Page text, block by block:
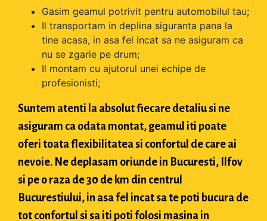
Gasim geamul potrivit pentru automobilul tau;
Il transportam in deplina siguranta pana la
tine acasa, in asa fel incat sa ne asiguram ca
nu se zgarie pe drum;
Il montam cu ajutorul unei echipe de
profesionisti;
Suntem atenti la absolut fiecare detaliu si ne
asiguram ca odata montat, geamul iti poate
oferi toata flexibilitatea si confortul de care ai
nevoie. Ne deplasam oriunde in Bucuresti, Ilfov
si pe o raza de 30 de km din centrul
Bucurestiului, in asa fel incat sa te poti bucura de
tot confortul si sa iti poti folosi masina in